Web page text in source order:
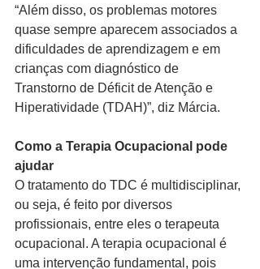
“Além disso, os problemas motores
quase sempre aparecem associados a
dificuldades de aprendizagem e em
crianças com diagnóstico de
Transtorno de Déficit de Atenção e
Hiperatividade (TDAH)”, diz Márcia.
Como a Terapia Ocupacional pode
ajudar
O tratamento do TDC é multidisciplinar,
ou seja, é feito por diversos
profissionais, entre eles o terapeuta
ocupacional. A terapia ocupacional é
uma intervenção fundamental, pois